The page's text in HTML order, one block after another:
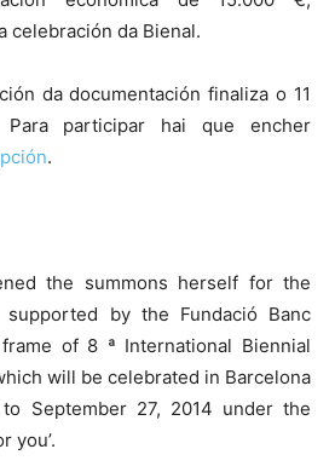
celebración da Bienal.
da documentación finaliza o 11
participar hai que encher
.
the summons herself for the
supported by the Fundació Banc
of 8 ª International Biennial
will be celebrated in Barcelona
September 27, 2014 under the
you’.